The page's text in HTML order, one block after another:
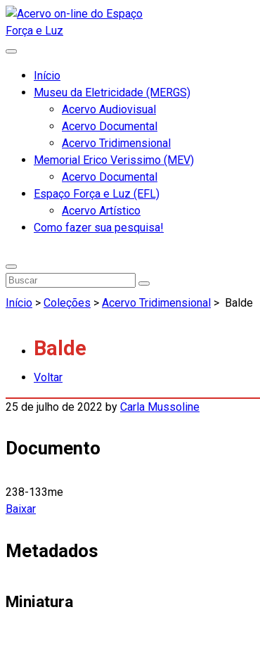
Início
Museu da Eletricidade (MERGS)
Acervo Audiovisual
Acervo Documental
Acervo Tridimensional
Memorial Erico Verissimo (MEV)
Acervo Documental
Espaço Força e Luz (EFL)
Acervo Artístico
Como fazer sua pesquisa!
Início > Coleções > Acervo Tridimensional > Balde
Balde
Voltar
25 de julho de 2022 by Carla Mussoline
Documento
238-133me
Baixar
Metadados
Miniatura